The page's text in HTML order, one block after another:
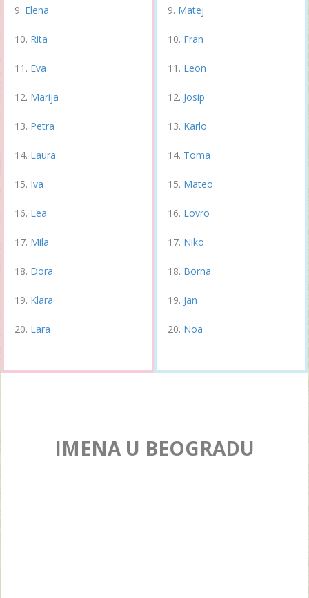
Elena
Rita
Eva
Marija
Petra
Laura
Iva
Lea
Mila
Dora
Klara
Lara
Matej
Fran
Leon
Josip
Karlo
Toma
Mateo
Lovro
Niko
Borna
Jan
Noa
IMENA U BEOGRADU